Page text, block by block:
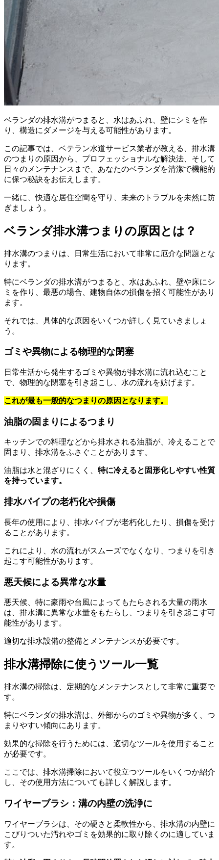
ベランダの排水溝がつまると、水はあふれ、壁にシミを作
り、構造にダメージを与える可能性があります。
この記事では、ベテラン水道サービス業者が教える、排水溝
のつまりの原因から、プロフェッショナルな解決法、そして
日々のメンテナンスまで、あなたのベランダを清潔で機能的
に保つ秘訣をお伝えします。
一緒に、快適な居住空間を守り、未来のトラブルを未然に防
ぎましょう。
ベランダ排水溝つまりの原因とは？
排水溝のつまりは、日常生活において非常に厄介な問題とな
ります。
特にベランダの排水溝がつまると、水はあふれ、壁や床にシ
ミを作り、最悪の場合、建物自体の損傷を招く可能性があり
ます。
それでは、具体的な原因をいくつか詳しく見ていきましょ
う。
ゴミや異物による物理的な閉塞
日常生活から発生するゴミや異物が排水溝に流れ込むこと
で、物理的な閉塞を引き起こし、水の流れを妨げます。
これが最も一般的なつまりの原因となります。
油脂の固まりによるつまり
キッチンでの料理などから排水される油脂が、冷えることで
固まり、排水溝をふさぐことがあります。
油脂は水と混ざりにくく、 特に冷えると固形化しやすい性質
を持っています。
排水パイプの老朽化や損傷
長年の使用により、排水パイプが老朽化したり、損傷を受け
ることがあります。
これにより、水の流れがスムーズでなくなり、つまりを引き
起こす可能性があります。
悪天候による異常な水量
悪天候、特に豪雨や台風によってもたらされる大量の雨水
は、排水溝に異常な水量をもたらし、つまりを引き起こす可
能性があります。
適切な排水設備の整備とメンテナンスが必要です。
排水溝掃除に使うツール一覧
排水溝の掃除は、定期的なメンテナンスとして非常に重要で
す。
特にベランダの排水溝は、外部からのゴミや異物が多く、つ
まりやすい傾向にあります。
効果的な掃除を行うためには、適切なツールを使用すること
が必要です。
ここでは、排水溝掃除において役立つツールをいくつか紹介
し、その使用方法についても詳しく解説します。
ワイヤーブラシ：溝の内壁の洗浄に
ワイヤーブラシは、その硬さと柔軟性から、排水溝の内壁に
こびりついた汚れやゴミを効果的に取り除くのに適していま
す。